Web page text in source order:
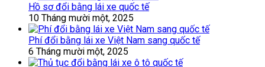
Hồ sơ đổi bằng lái xe quốc tế
10 Tháng mười một, 2025
Phí đổi bằng lái xe Việt Nam sang quốc tế
6 Tháng mười một, 2025